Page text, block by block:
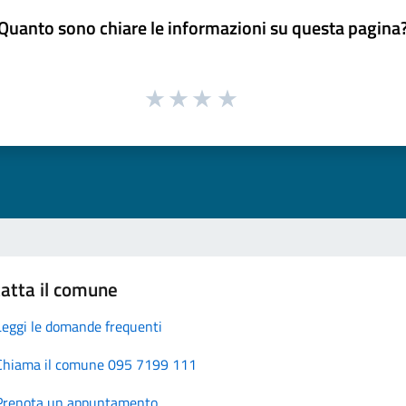
sono chiare le informazioni su questa
il comune
le domande frequenti
il comune 095 7199 111